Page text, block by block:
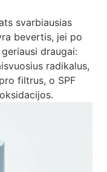
svarbiausias
bevertis, jei po
draugai:
radikalus,
filtrus, o SPF